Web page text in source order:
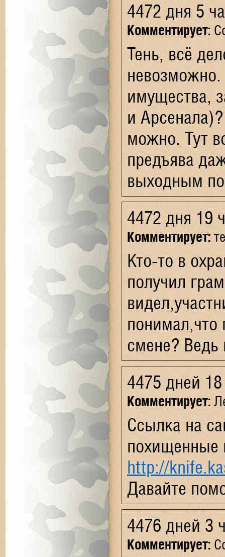
4472 дня 5
Комментирует:
Тень, всё
невозможно.
имущества,
и
можно. Тут
предъява
выходным
4472 дня 19
Комментирует:
Кто-то в
получил
смене? Ведь
4475 дней
Комментирует:
Ссылка на
http://
Давайте
4476 дней 3
Комментирует: